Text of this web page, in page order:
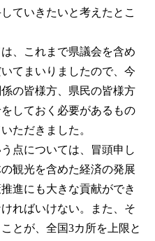
ていきたいと考えたとこ
、これまで県議会を含め
てまいりましたので、今
の皆様方、県民の皆様方
しておく必要があるもの
ただきました。
点については、冒頭申し
観光を含めた経済の発展
進にも大きな貢献ができ
ればいけない。また、そ
とが、全国3カ所を上限と